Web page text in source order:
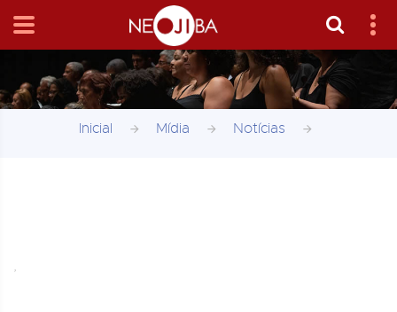
Inicial Mídia Notícias
,